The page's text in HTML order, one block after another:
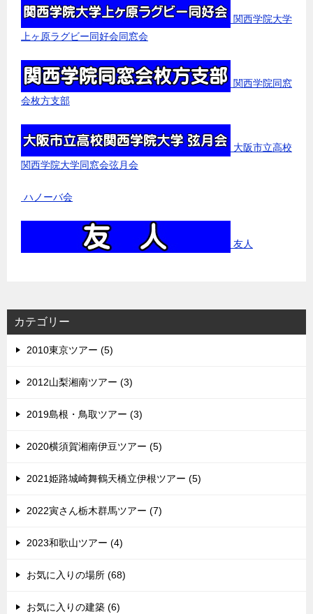
関西学院大学
上ヶ原ラグビー同好会同窓会
関西学院同窓
会枚方支部
大阪市立高校
関西学院大学同窓会弦月会
ハノーバ会
友人
カテゴリー
2010東京ツアー (5)
2012山梨湘南ツアー (3)
2019島根・鳥取ツアー (3)
2020横須賀湘南伊豆ツアー (5)
2021姫路城崎舞鶴天橋立伊根ツアー (5)
2022寅さん栃木群馬ツアー (7)
2023和歌山ツアー (4)
お気に入りの場所 (68)
お気に入りの建築 (6)